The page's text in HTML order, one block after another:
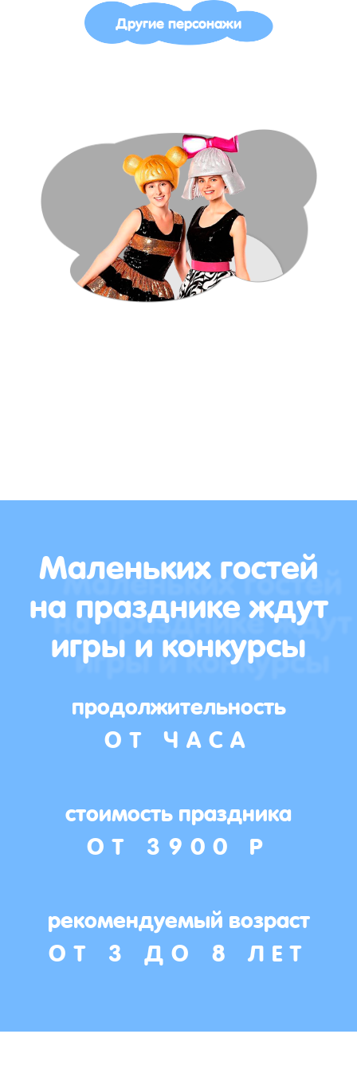
Другие персонажи
Маленьких гостей
на празднике ждут
игры и конкурсы
продолжительность
ОТ ЧАСА
стоимость праздника
ОТ 3900 Р
рекомендуемый возраст
ОТ 3 ДО 8 ЛЕТ